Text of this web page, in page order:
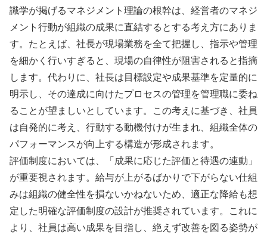
識学が掲げるマネジメント理論の根幹は、経営者のマネジ
メント行動が組織の成果に直結するとする考え方にありま
す。たとえば、社長が現場業務を全て把握し、指示や管理
を細かく行いすぎると、現場の自律性が阻害されると指摘
します。代わりに、社長は目標設定や成果基準を定量的に
明示し、その達成に向けたプロセスの管理を管理職に委ね
ることが望ましいとしています。この考えに基づき、社員
は自発的に考え、行動する動機付けが生まれ、組織全体の
パフォーマンスが向上する構造が形成されます。
評価制度においては、「成果に応じた評価と待遇の連動」
が重要視されます。給与が上がるばかりで下がらない仕組
みは組織の健全性を損ないかねないため、適正な降給も想
定した明確な評価制度の設計が推奨されています。これに
より、社員は高い成果を目指し、絶えず改善を図る姿勢が